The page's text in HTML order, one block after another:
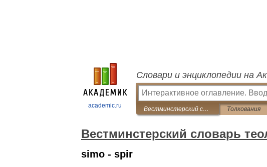
academic.ru
Словари и энциклопедии на
Вестминстерский словарь теологических терминов Толкования
Вестминстерский словарь
simo - spir